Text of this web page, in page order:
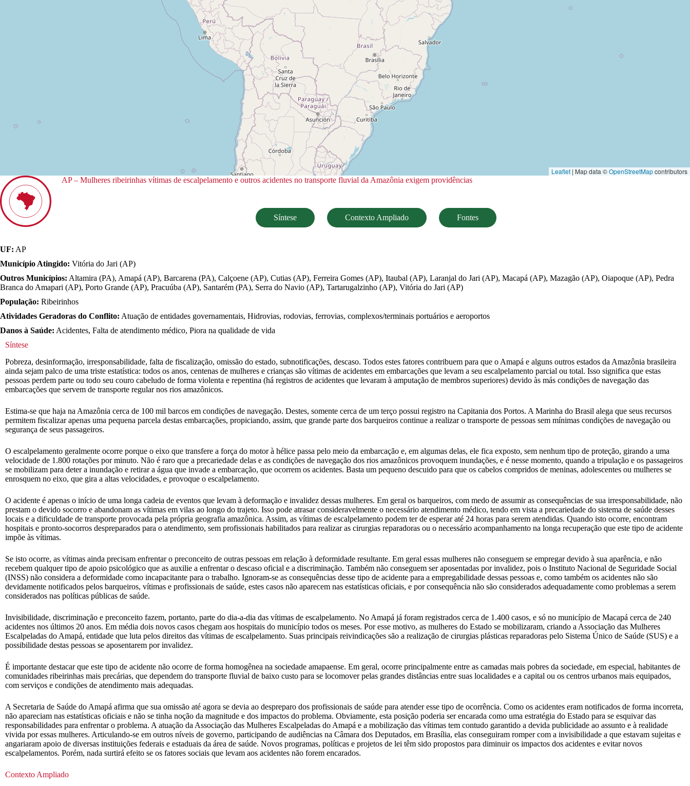
Leaflet | Map data ©OpenStreetMapcontributors
AP – Mulheres ribeirinhas vítimas de escalpelamento e outros acidentes no transporte fluvial da Amazônia exigem providências
Síntese Contexto Ampliado Fontes
UF: AP
Município Atingido: Vitória do Jari (AP)
Outros Municípios: Altamira (PA), Amapá (AP), Barcarena (PA), Calçoene (AP), Cutias (AP), Ferreira Gomes (AP), Itaubal (AP), Laranjal do Jari (AP), Macapá (AP), Mazagão (AP), Oiapoque (AP), Pedra
Branca do Amapari (AP), Porto Grande (AP), Pracuúba (AP), Santarém (PA), Serra do Navio (AP), Tartarugalzinho (AP), Vitória do Jari (AP)
População: Ribeirinhos
Atividades Geradoras do Conflito: Atuação de entidades governamentais, Hidrovias, rodovias, ferrovias, complexos/terminais portuários e aeroportos
Danos à Saúde: Acidentes, Falta de atendimento médico, Piora na qualidade de vida
Síntese
Pobreza, desinformação, irresponsabilidade, falta de fiscalização, omissão do estado, subnotificações, descaso. Todos estes fatores contribuem para que o Amapá e alguns outros estados da Amazônia brasileira
ainda sejam palco de uma triste estatística: todos os anos, centenas de mulheres e crianças são vítimas de acidentes em embarcações que levam a seu escalpelamento parcial ou total. Isso significa que estas
pessoas perdem parte ou todo seu couro cabeludo de forma violenta e repentina (há registros de acidentes que levaram à amputação de membros superiores) devido às más condições de navegação das
embarcações que servem de transporte regular nos rios amazônicos.
Estima-se que haja na Amazônia cerca de 100 mil barcos em condições de navegação. Destes, somente cerca de um terço possui registro na Capitania dos Portos. A Marinha do Brasil alega que seus recursos
permitem fiscalizar apenas uma pequena parcela destas embarcações, propiciando, assim, que grande parte dos barqueiros continue a realizar o transporte de pessoas sem mínimas condições de navegação ou
segurança de seus passageiros.
O escalpelamento geralmente ocorre porque o eixo que transfere a força do motor à hélice passa pelo meio da embarcação e, em algumas delas, ele fica exposto, sem nenhum tipo de proteção, girando a uma
velocidade de 1.800 rotações por minuto. Não é raro que a precariedade delas e as condições de navegação dos rios amazônicos provoquem inundações, e é nesse momento, quando a tripulação e os passageiros
se mobilizam para deter a inundação e retirar a água que invade a embarcação, que ocorrem os acidentes. Basta um pequeno descuido para que os cabelos compridos de meninas, adolescentes ou mulheres se
enrosquem no eixo, que gira a altas velocidades, e provoque o escalpelamento.
O acidente é apenas o início de uma longa cadeia de eventos que levam à deformação e invalidez dessas mulheres. Em geral os barqueiros, com medo de assumir as consequências de sua irresponsabilidade, não
prestam o devido socorro e abandonam as vítimas em vilas ao longo do trajeto. Isso pode atrasar consideravelmente o necessário atendimento médico, tendo em vista a precariedade do sistema de saúde desses
locais e a dificuldade de transporte provocada pela própria geografia amazônica. Assim, as vítimas de escalpelamento podem ter de esperar até 24 horas para serem atendidas. Quando isto ocorre, encontram
hospitais e pronto-socorros despreparados para o atendimento, sem profissionais habilitados para realizar as cirurgias reparadoras ou o necessário acompanhamento na longa recuperação que este tipo de acidente
impõe às vítimas.
Se isto ocorre, as vítimas ainda precisam enfrentar o preconceito de outras pessoas em relação à deformidade resultante. Em geral essas mulheres não conseguem se empregar devido à sua aparência, e não
recebem qualquer tipo de apoio psicológico que as auxilie a enfrentar o descaso oficial e a discriminação. Também não conseguem ser aposentadas por invalidez, pois o Instituto Nacional de Seguridade Social
(INSS) não considera a deformidade como incapacitante para o trabalho. Ignoram-se as consequências desse tipo de acidente para a empregabilidade dessas pessoas e, como também os acidentes não são
devidamente notificados pelos barqueiros, vítimas e profissionais de saúde, estes casos não aparecem nas estatísticas oficiais, e por consequência não são considerados adequadamente como problemas a serem
considerados nas políticas públicas de saúde.
Invisibilidade, discriminação e preconceito fazem, portanto, parte do dia-a-dia das vítimas de escalpelamento. No Amapá já foram registrados cerca de 1.400 casos, e só no município de Macapá cerca de 240
acidentes nos últimos 20 anos. Em média dois novos casos chegam aos hospitais do município todos os meses. Por esse motivo, as mulheres do Estado se mobilizaram, criando a Associação das Mulheres
Escalpeladas do Amapá, entidade que luta pelos direitos das vítimas de escalpelamento. Suas principais reivindicações são a realização de cirurgias plásticas reparadoras pelo Sistema Único de Saúde (SUS) e a
possibilidade destas pessoas se aposentarem por invalidez.
É importante destacar que este tipo de acidente não ocorre de forma homogênea na sociedade amapaense. Em geral, ocorre principalmente entre as camadas mais pobres da sociedade, em especial, habitantes de
comunidades ribeirinhas mais precárias, que dependem do transporte fluvial de baixo custo para se locomover pelas grandes distâncias entre suas localidades e a capital ou os centros urbanos mais equipados,
com serviços e condições de atendimento mais adequadas.
A Secretaria de Saúde do Amapá afirma que sua omissão até agora se devia ao despreparo dos profissionais de saúde para atender esse tipo de ocorrência. Como os acidentes eram notificados de forma incorreta,
não apareciam nas estatísticas oficiais e não se tinha noção da magnitude e dos impactos do problema. Obviamente, esta posição poderia ser encarada como uma estratégia do Estado para se esquivar das
responsabilidades para enfrentar o problema. A atuação da Associação das Mulheres Escalpeladas do Amapá e a mobilização das vítimas tem contudo garantido a devida publicidade ao assunto e à realidade
vivida por essas mulheres. Articulando-se em outros níveis de governo, participando de audiências na Câmara dos Deputados, em Brasília, elas conseguiram romper com a invisibilidade a que estavam sujeitas e
angariaram apoio de diversas instituições federais e estaduais da área de saúde. Novos programas, políticas e projetos de lei têm sido propostos para diminuir os impactos dos acidentes e evitar novos
escalpelamentos. Porém, nada surtirá efeito se os fatores sociais que levam aos acidentes não forem encarados.
Contexto Ampliado